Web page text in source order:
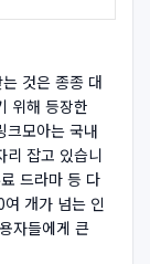
것은 종종 대
위해 등장한
크모아는 국내
리 잡고 있습니
드라마 등 다
개가 넘는 인
자들에게 큰